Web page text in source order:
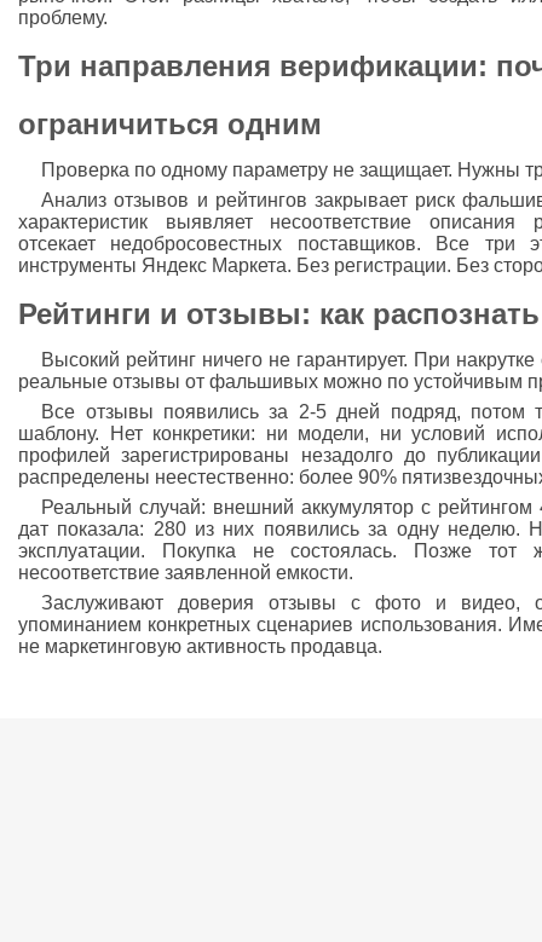
проблему.
Три направления верификации:
ограничиться одним
Проверка по одному параметру не защищает. Нужны
Анализ отзывов и рейтингов закрывает риск
характеристик выявляет несоответствие
отсекает недобросовестных поставщиков. Все три
инструменты Яндекс Маркета. Без регистрации. Без
Рейтинги и отзывы: как распознать
Высокий рейтинг ничего не гарантирует. При
реальные отзывы от фальшивых можно по устойчивым
Все отзывы появились за 2-5 дней подряд, потом
шаблону. Нет конкретики: ни модели, ни условий
профилей зарегистрированы незадолго до
распределены неестественно: более 90%
Реальный случай: внешний аккумулятор с
дат показала: 280 из них появились за одну неделю.
эксплуатации. Покупка не состоялась. Позже
несоответствие заявленной емкости.
Заслуживают доверия отзывы с фото и видео,
упоминанием конкретных сценариев использования.
не маркетинговую активность продавца.